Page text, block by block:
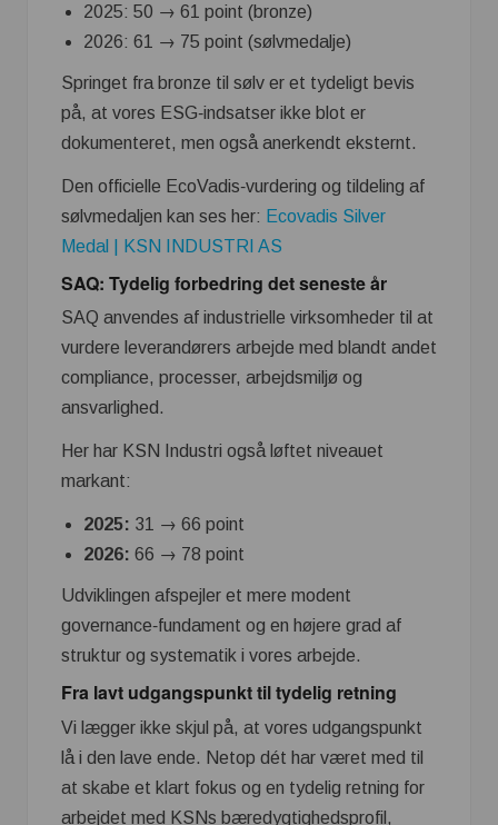
2025: 50 → 61 point (bronze)
2026: 61 → 75 point (sølvmedalje)
Springet fra bronze til sølv er et tydeligt bevis
på, at vores ESG‑indsatser ikke blot er
dokumenteret, men også anerkendt eksternt.
Den officielle EcoVadis‑vurdering og tildeling af
sølvmedaljen kan ses her: Ecovadis Silver
Medal | KSN INDUSTRI AS
SAQ: Tydelig forbedring det seneste år
SAQ anvendes af industrielle virksomheder til at
vurdere leverandørers arbejde med blandt andet
compliance, processer, arbejdsmiljø og
ansvarlighed.
Her har KSN Industri også løftet niveauet
markant:
2025: 31 → 66 point
2026: 66 → 78 point
Udviklingen afspejler et mere modent
governance‑fundament og en højere grad af
struktur og systematik i vores arbejde.
Fra lavt udgangspunkt til tydelig retning
Vi lægger ikke skjul på, at vores udgangspunkt
lå i den lave ende. Netop dét har været med til
at skabe et klart fokus og en tydelig retning for
arbejdet med KSNs bæredygtighedsprofil,